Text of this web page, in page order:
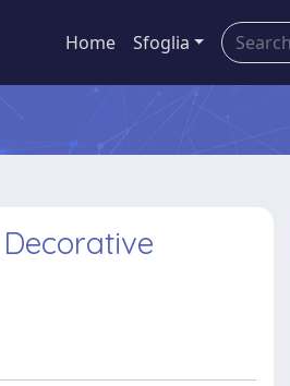
Home Sfoglia